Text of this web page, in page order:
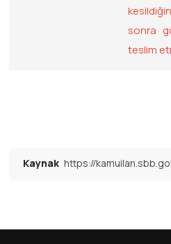
sonra
teslim
Kaynak https://